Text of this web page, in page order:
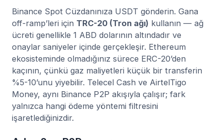
Binance Spot Cüzdanınıza USDT gönderin. Gana
off-ramp’leri için TRC-20 (Tron ağı) kullanın — ağ
ücreti genellikle 1 ABD dolarının altındadır ve
onaylar saniyeler içinde gerçekleşir. Ethereum
ekosisteminde olmadığınız sürece ERC-20’den
kaçının, çünkü gaz maliyetleri küçük bir transferin
%5-10’unu yiyebilir. Telecel Cash ve AirtelTigo
Money, aynı Binance P2P akışıyla çalışır; fark
yalnızca hangi ödeme yöntemi filtresini
işaretlediğinizdir.